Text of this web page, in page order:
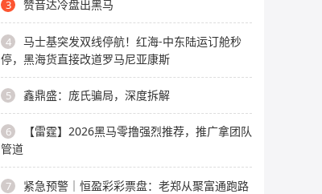
3 赞音达冷盘出黑马
4
马士基突发双线停航！红海-中东陆运订舱秒
停，黑海货直接改道罗马尼亚康斯
5 鑫鼎盛：庞氏骗局，深度拆解
6
【雷霆】2026黑马零撸强烈推荐，推广拿团队
管道
7
紧急预警｜恒盈彩彩票盘：老郑从聚富通跑路